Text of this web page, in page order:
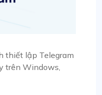
thiết lập Telegram
trên Windows,